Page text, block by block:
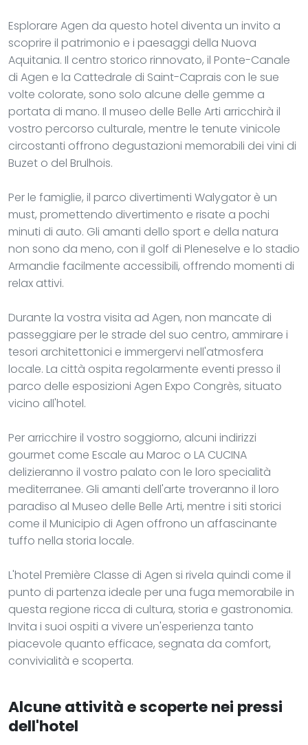
Esplorare Agen da questo hotel diventa un invito a
scoprire il patrimonio e i paesaggi della Nuova
Aquitania. Il centro storico rinnovato, il Ponte-Canale
di Agen e la Cattedrale di Saint-Caprais con le sue
volte colorate, sono solo alcune delle gemme a
portata di mano. Il museo delle Belle Arti arricchirà il
vostro percorso culturale, mentre le tenute vinicole
circostanti offrono degustazioni memorabili dei vini di
Buzet o del Brulhois.
Per le famiglie, il parco divertimenti Walygator è un
must, promettendo divertimento e risate a pochi
minuti di auto. Gli amanti dello sport e della natura
non sono da meno, con il golf di Pleneselve e lo stadio
Armandie facilmente accessibili, offrendo momenti di
relax attivi.
Durante la vostra visita ad Agen, non mancate di
passeggiare per le strade del suo centro, ammirare i
tesori architettonici e immergervi nell'atmosfera
locale. La città ospita regolarmente eventi presso il
parco delle esposizioni Agen Expo Congrès, situato
vicino all'hotel.
Per arricchire il vostro soggiorno, alcuni indirizzi
gourmet come Escale au Maroc o LA CUCINA
delizieranno il vostro palato con le loro specialità
mediterranee. Gli amanti dell'arte troveranno il loro
paradiso al Museo delle Belle Arti, mentre i siti storici
come il Municipio di Agen offrono un affascinante
tuffo nella storia locale.
L'hotel Première Classe di Agen si rivela quindi come il
punto di partenza ideale per una fuga memorabile in
questa regione ricca di cultura, storia e gastronomia.
Invita i suoi ospiti a vivere un'esperienza tanto
piacevole quanto efficace, segnata da comfort,
convivialità e scoperta.
Alcune attività e scoperte nei pressi
dell'hotel